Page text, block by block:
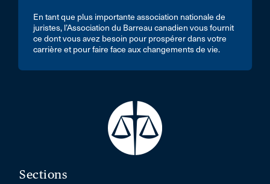
En tant que plus importante association nationale de
juristes, l’Association du Barreau canadien vous fournit
ce dont vous avez besoin pour prospérer dans votre
carrière et pour faire face aux changements de vie.
Sections